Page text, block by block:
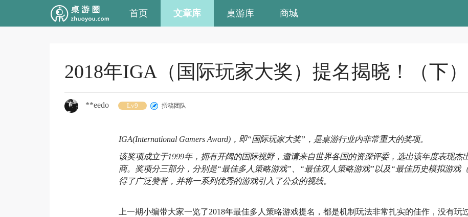
首页 文章库 桌游库 商城
2018年IGA（国际玩家大奖）提名揭晓！（下）
**eedo Lv9 撰稿团队
IGA(International Gamers Award)，即“国际玩家大奖”，是桌游行业内非常重大的奖项。
该奖项成立于1999年，拥有开阔的国际视野，邀请来自世界各国的资深评委，选出该年度表现杰
商。奖项分三部分，分别是“最佳多人策略游戏”、“最佳双人策略游戏”以及“最佳历史模拟游戏
得了广泛赞誉，并将一系列优秀的游戏引入了公众的视线。
上一期小编带大家一览了2018年最佳多人策略游戏提名，都是机制玩法非常扎实的佳作，没有玩